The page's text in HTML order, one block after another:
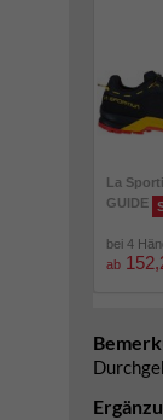
La
GUIDE
bei 4
ab